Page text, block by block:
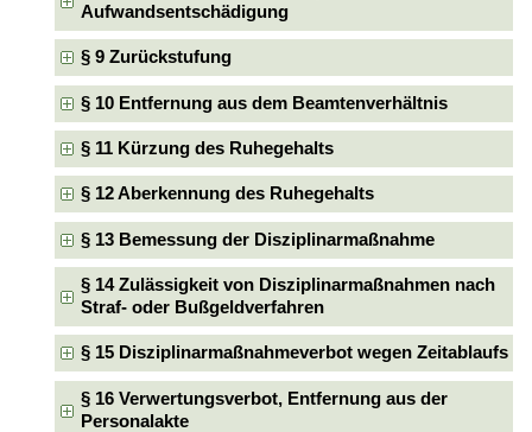
Aufwandsentschädigung
§ 9 Zurückstufung
§ 10 Entfernung aus dem Beamtenverhältnis
§ 11 Kürzung des Ruhegehalts
§ 12 Aberkennung des Ruhegehalts
§ 13 Bemessung der Disziplinarmaßnahme
§ 14 Zulässigkeit von Disziplinarmaßnahmen nach
Straf- oder Bußgeldverfahren
§ 15 Disziplinarmaßnahmeverbot wegen Zeitablaufs
§ 16 Verwertungsverbot, Entfernung aus der
Personalakte